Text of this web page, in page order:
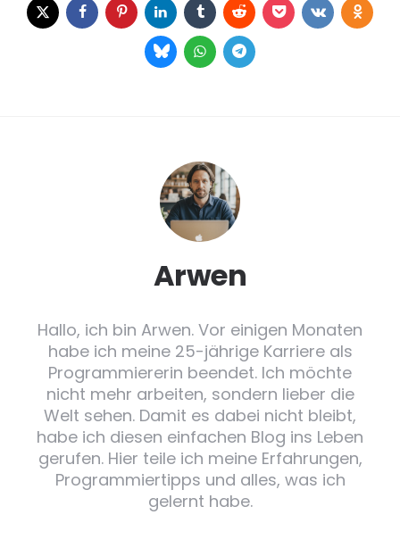
Arwen
Hallo, ich bin Arwen. Vor einigen Monaten
habe ich meine 25-jährige Karriere als
Programmiererin beendet. Ich möchte
nicht mehr arbeiten, sondern lieber die
Welt sehen. Damit es dabei nicht bleibt,
habe ich diesen einfachen Blog ins Leben
gerufen. Hier teile ich meine Erfahrungen,
Programmiertipps und alles, was ich
gelernt habe.